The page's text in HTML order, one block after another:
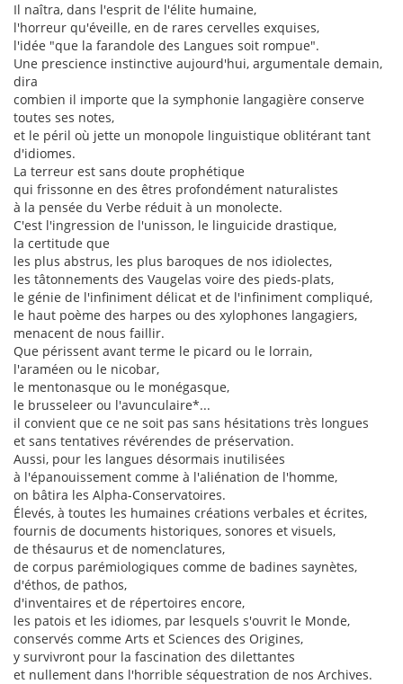
Il naîtra, dans l'esprit de l'élite humaine,
l'horreur qu'éveille, en de rares cervelles exquises,
l'idée "que la farandole des Langues soit rompue".
Une prescience instinctive aujourd'hui, argumentale demain,
dira
combien il importe que la symphonie langagière conserve
toutes ses notes,
et le péril où jette un monopole linguistique oblitérant tant
d'idiomes.
La terreur est sans doute prophétique
qui frissonne en des êtres profondément naturalistes
à la pensée du Verbe réduit à un monolecte.
C'est l'ingression de l'unisson, le linguicide drastique,
la certitude que
les plus abstrus, les plus baroques de nos idiolectes,
les tâtonnements des Vaugelas voire des pieds-plats,
le génie de l'infiniment délicat et de l'infiniment compliqué,
le haut poème des harpes ou des xylophones langagiers,
menacent de nous faillir.
Que périssent avant terme le picard ou le lorrain,
l'araméen ou le nicobar,
le mentonasque ou le monégasque,
le brusseleer ou l'avunculaire*...
il convient que ce ne soit pas sans hésitations très longues
et sans tentatives révérendes de préservation.
Aussi, pour les langues désormais inutilisées
à l'épanouissement comme à l'aliénation de l'homme,
on bâtira les Alpha-Conservatoires.
Élevés, à toutes les humaines créations verbales et écrites,
fournis de documents historiques, sonores et visuels,
de thésaurus et de nomenclatures,
de corpus parémiologiques comme de badines saynètes,
d'éthos, de pathos,
d'inventaires et de répertoires encore,
les patois et les idiomes, par lesquels s'ouvrit le Monde,
conservés comme Arts et Sciences des Origines,
y survivront pour la fascination des dilettantes
et nullement dans l'horrible séquestration de nos Archives.